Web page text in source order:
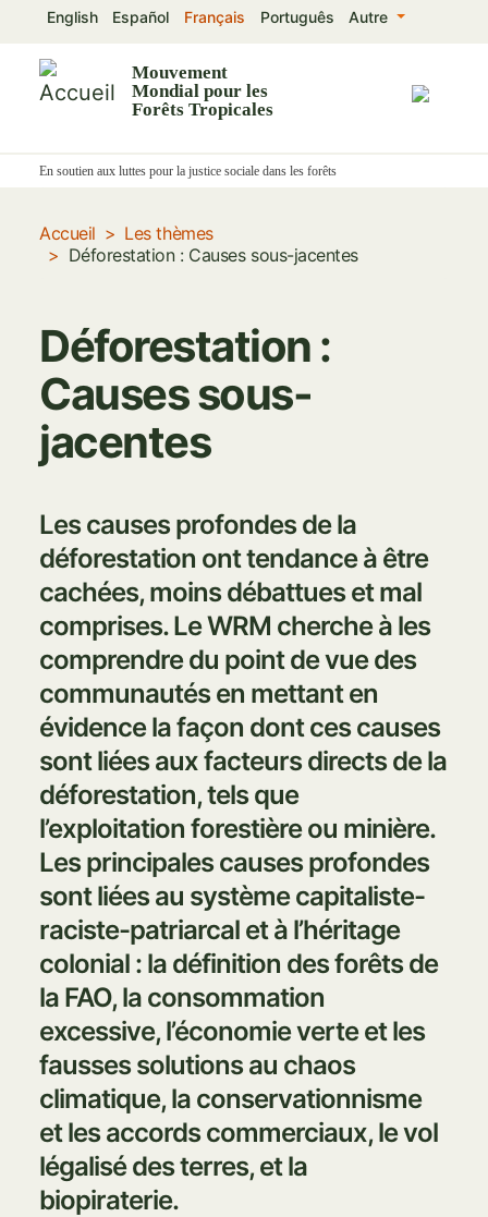
Aller
principal
Mouvement
Mondial pour les
Forêts Tropicales
English Español Français Português Autre
En soutien aux luttes pour la justice sociale dans les forêts
Accueil
Les thèmes
Déforestation : Causes sous-jacentes
Déforestation :
Causes sous-
jacentes
Les causes profondes de la
déforestation ont tendance à être
cachées, moins débattues et mal
comprises. Le WRM cherche à les
comprendre du point de vue des
communautés en mettant en
évidence la façon dont ces causes
sont liées aux facteurs directs de la
déforestation, tels que
l’exploitation forestière ou minière.
Les principales causes profondes
sont liées au système capitaliste-
raciste-patriarcal et à l’héritage
colonial : la définition des forêts de
la FAO, la consommation
excessive, l’économie verte et les
fausses solutions au chaos
climatique, la conservationnisme
et les accords commerciaux, le vol
légalisé des terres, et la
biopiraterie.